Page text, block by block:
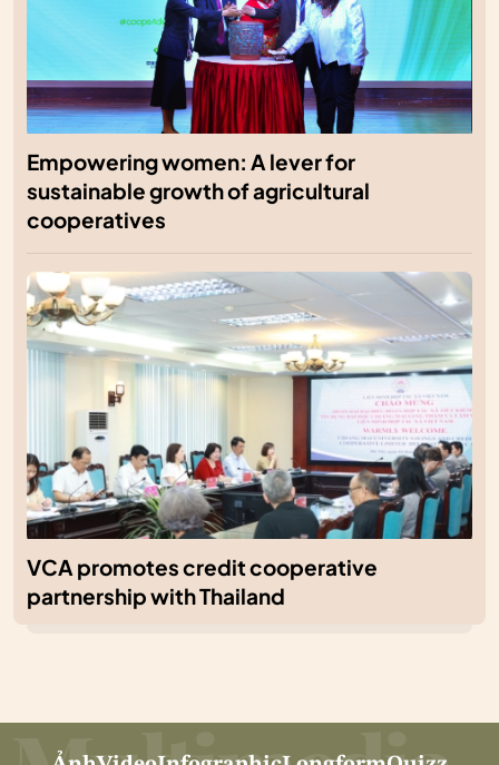
Empowering women: A lever for
sustainable growth of agricultural
cooperatives
VCA promotes credit cooperative
partnership with Thailand